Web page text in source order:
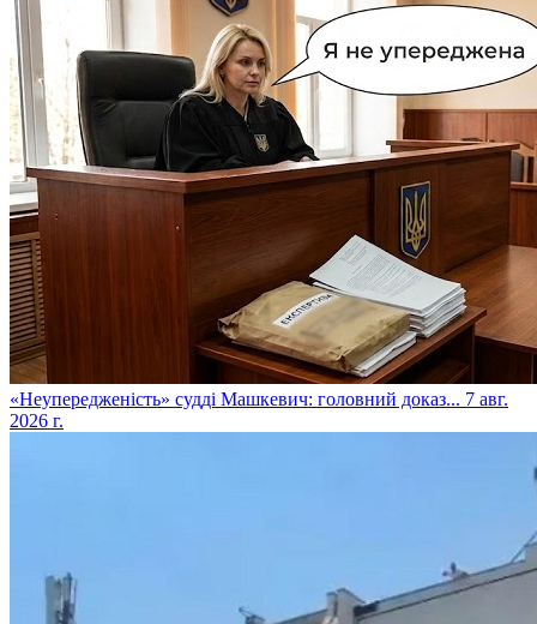
​«Неупередженість» судді Машкевич: головний доказ... 7 авг.
2026 г.